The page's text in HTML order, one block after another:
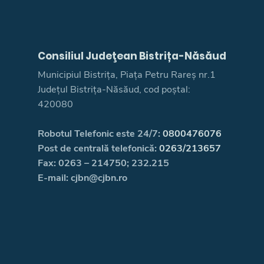
Consiliul Judeţean Bistrița-Năsăud
Municipiul Bistrița, Piața Petru Rareș nr.1
Județul Bistrița-Năsăud, cod poștal:
420080
Robotul Telefonic este 24/7: 0800476076
Post de centrală telefonică: 0263/213657
Fax: 0263 – 214750; 232.215
E-mail: cjbn@cjbn.ro